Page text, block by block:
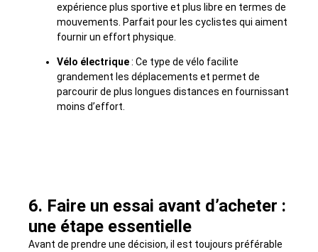
expérience plus sportive et plus libre en termes de
mouvements. Parfait pour les cyclistes qui aiment
fournir un effort physique.
Vélo électrique: Ce type de vélo facilite
grandement les déplacements et permet de
parcourir de plus longues distances en fournissant
moins d’effort.
6. Faire un essai avant d’acheter :
une étape essentielle
Avant de prendre une décision, il est toujours préférable